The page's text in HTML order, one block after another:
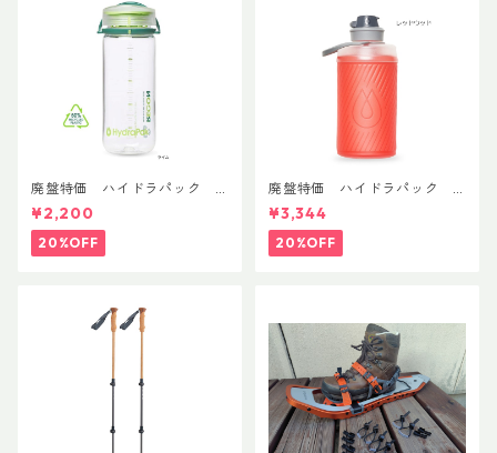
廃盤特価 ハイドラパック
リーコン ツイスト＆シップ 50
0ml
¥2,200
20%OFF
廃盤特価 ハイドラパック
フラックス 750ml
¥3,344
20%OFF